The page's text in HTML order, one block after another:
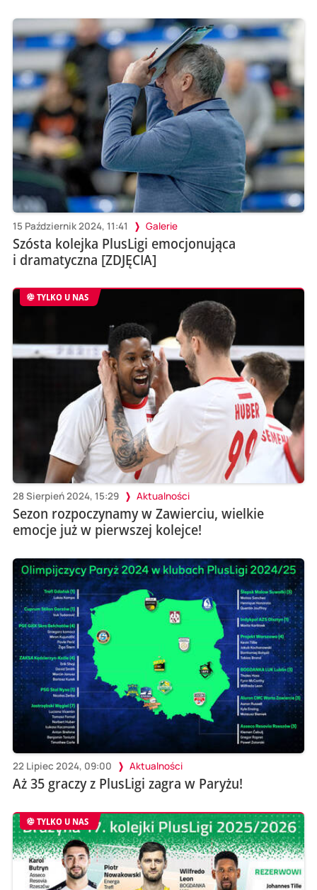
15 Październik 2024, 11:41 Galerie
Szósta kolejka PlusLigi emocjonująca
i dramatyczna [ZDJĘCIA]
TYLKO U NAS
28 Sierpień 2024, 15:29 Aktualności
Sezon rozpoczynamy w Zawierciu, wielkie
emocje już w pierwszej kolejce!
22 Lipiec 2024, 09:00 Aktualności
Aż 35 graczy z PlusLigi zagra w Paryżu!
TYLKO U NAS